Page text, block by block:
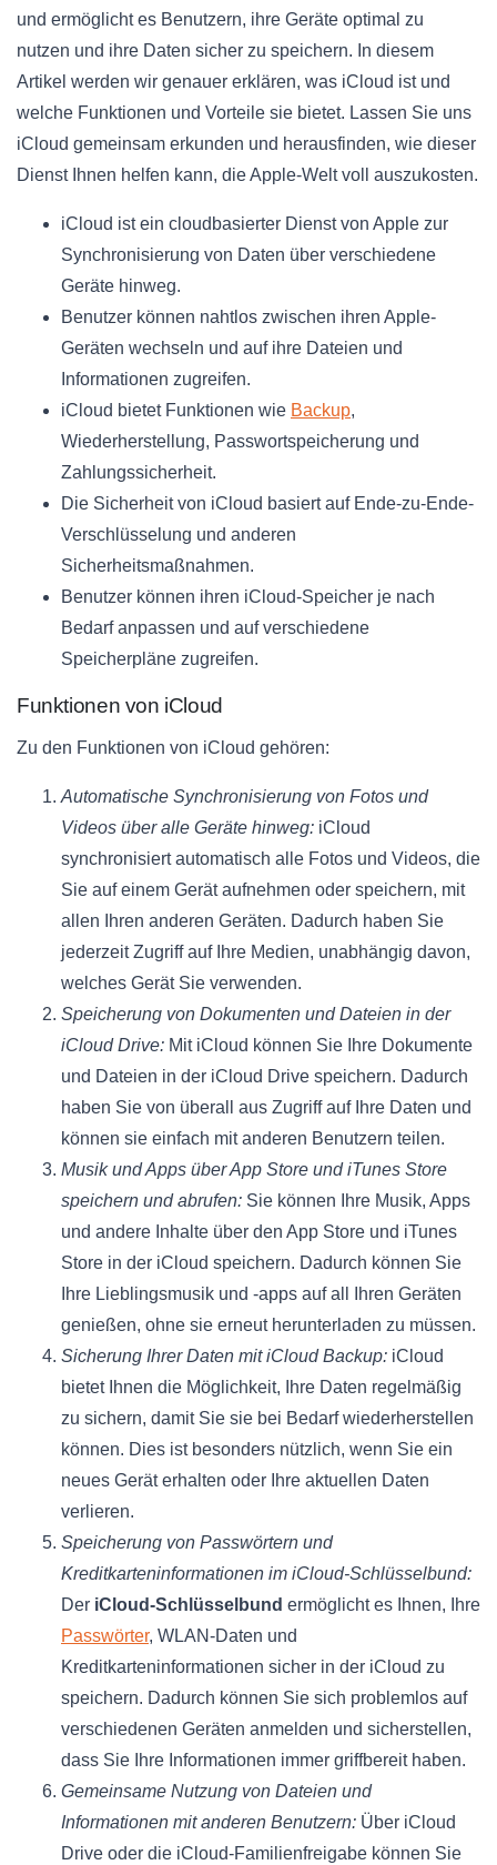
und ermöglicht es Benutzern, ihre Geräte optimal zu
nutzen und ihre Daten sicher zu speichern. In diesem
Artikel werden wir genauer erklären, was iCloud ist und
welche Funktionen und Vorteile sie bietet. Lassen Sie uns
iCloud gemeinsam erkunden und herausfinden, wie dieser
Dienst Ihnen helfen kann, die Apple-Welt voll auszukosten.
iCloud ist ein cloudbasierter Dienst von Apple zur
Synchronisierung von Daten über verschiedene
Geräte hinweg.
Benutzer können nahtlos zwischen ihren Apple-
Geräten wechseln und auf ihre Dateien und
Informationen zugreifen.
iCloud bietet Funktionen wie Backup,
Wiederherstellung, Passwortspeicherung und
Zahlungssicherheit.
Die Sicherheit von iCloud basiert auf Ende-zu-Ende-
Verschlüsselung und anderen
Sicherheitsmaßnahmen.
Benutzer können ihren iCloud-Speicher je nach
Bedarf anpassen und auf verschiedene
Speicherpläne zugreifen.
Funktionen von iCloud
Zu den Funktionen von iCloud gehören:
Automatische Synchronisierung von Fotos und
Videos über alle Geräte hinweg: iCloud
synchronisiert automatisch alle Fotos und Videos, die
Sie auf einem Gerät aufnehmen oder speichern, mit
allen Ihren anderen Geräten. Dadurch haben Sie
jederzeit Zugriff auf Ihre Medien, unabhängig davon,
welches Gerät Sie verwenden.
Speicherung von Dokumenten und Dateien in der
iCloud Drive: Mit iCloud können Sie Ihre Dokumente
und Dateien in der iCloud Drive speichern. Dadurch
haben Sie von überall aus Zugriff auf Ihre Daten und
können sie einfach mit anderen Benutzern teilen.
Musik und Apps über App Store und iTunes Store
speichern und abrufen: Sie können Ihre Musik, Apps
und andere Inhalte über den App Store und iTunes
Store in der iCloud speichern. Dadurch können Sie
Ihre Lieblingsmusik und -apps auf all Ihren Geräten
genießen, ohne sie erneut herunterladen zu müssen.
Sicherung Ihrer Daten mit iCloud Backup: iCloud
bietet Ihnen die Möglichkeit, Ihre Daten regelmäßig
zu sichern, damit Sie sie bei Bedarf wiederherstellen
können. Dies ist besonders nützlich, wenn Sie ein
neues Gerät erhalten oder Ihre aktuellen Daten
verlieren.
Speicherung von Passwörtern und
Kreditkarteninformationen im iCloud-Schlüsselbund:
Der iCloud-Schlüsselbund ermöglicht es Ihnen, Ihre
Passwörter, WLAN-Daten und
Kreditkarteninformationen sicher in der iCloud zu
speichern. Dadurch können Sie sich problemlos auf
verschiedenen Geräten anmelden und sicherstellen,
dass Sie Ihre Informationen immer griffbereit haben.
Gemeinsame Nutzung von Dateien und
Informationen mit anderen Benutzern: Über iCloud
Drive oder die iCloud-Familienfreigabe können Sie